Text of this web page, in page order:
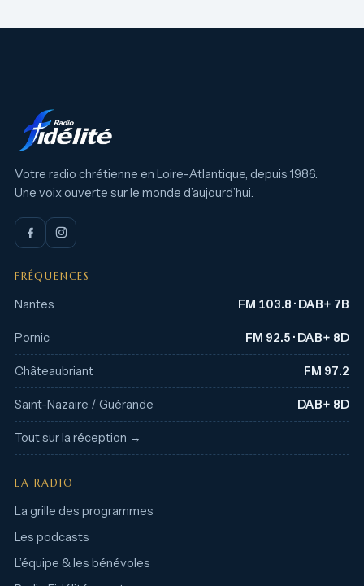
Votre radio chrétienne en Loire-Atlantique, depuis 1986.
Une voix ouverte sur le monde d’aujourd’hui.
FRÉQUENCES
Nantes FM 103.8 · DAB+ 7B
Pornic FM 92.5 · DAB+ 8D
Châteaubriant FM 97.2
Saint-Nazaire / Guérande DAB+ 8D
Tout sur la réception →
LA RADIO
La grille des programmes
Les podcasts
L’équipe & les bénévoles